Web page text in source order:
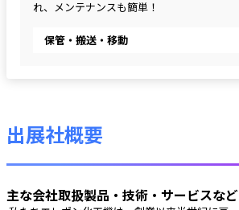
れ、メンテナンスも簡単！
保管・搬送・移動
出展社概要
主な会社取扱製品・技術・サービスなど